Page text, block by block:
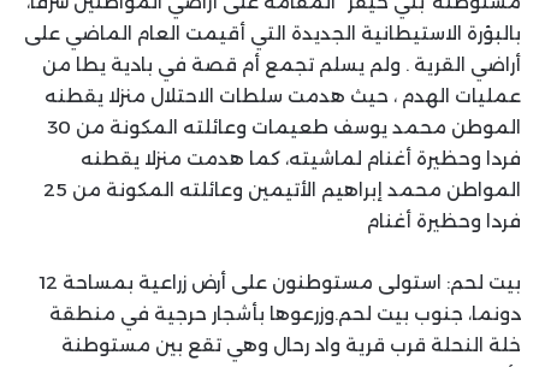
بالبؤرة الاستيطانية الجديدة التي أقيمت العام الماضي على
أراضي القرية . ولم يسلم تجمع أم قصة في بادية يطا من
عمليات الهدم ، حيث هدمت سلطات الاحتلال منزلا يقطنه
الموطن محمد يوسف طعيمات وعائلته المكونة من 30
فردا وحظيرة أغنام لماشيته، كما هدمت منزلا يقطنه
المواطن محمد إبراهيم الأتيمين وعائلته المكونة من 25
فردا وحظيرة أغنام
بيت لحم: استولى مستوطنون على أرض زراعية بمساحة 12
دونما، جنوب بيت لحم.وزرعوها بأشجار حرجية في منطقة
خلة النحلة قرب قرية واد رحال وهي تقع بين مستوطنة